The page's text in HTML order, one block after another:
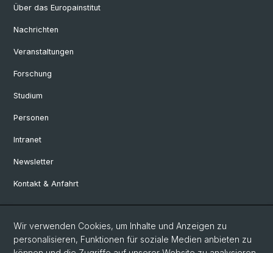
Über das Europainstitut
Nachrichten
Veranstaltungen
Forschung
Studium
Personen
Intranet
Newsletter
Kontakt & Anfahrt
Social Media
Facebook
Wir verwenden Cookies, um Inhalte und Anzeigen zu
personalisieren, Funktionen für soziale Medien anbieten zu